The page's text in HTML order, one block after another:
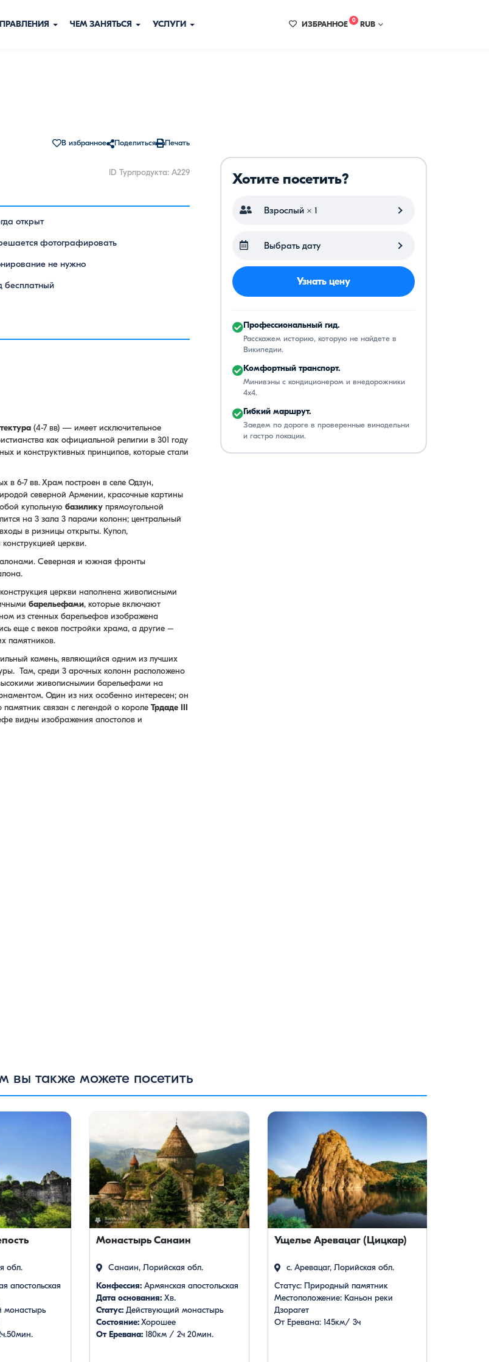
ЧЕМ ЗАНЯТЬСЯ УСЛУГИ ИЗБРАННОЕ 0 RUB
В избранное Поделиться Печать
ID Турпродукта: A229
открыт
фотографировать
не нужно
бесплатный
(4-7 вв) — имеет исключительное
как официальной религии в 301 году
и конструктивных принципов, которые стали
в 6-7 вв. Храм построен в селе Одзун,
северной Армении, красочные картины
купольную базилику прямоугольной
на 3 зала 3 парами колонн; центральный
в ризницы открыты. Купол,
церкви.
Северная и южная фронты
церкви наполнена живописными
барельефами, которые включают
из стенных барельефов изображена
еще с веков постройки храма, а другие –
памятников.
камень, являющийся одним из лучших
Там, среди 3 арочных колонн расположено
живописнымии барельефами на
Один из них особенно интересен; он
связан с легендой о короле Трдаде III
видны изображения апостолов и
Хотите посетить?
Взрослый × 1
Выбрать дату
Узнать цену
Профессиональный гид.
Расскажем историю, которую не найдете в
Википедии.
Комфортный транспорт.
Минивэны с кондиционером и внедорожники
4x4.
Гибкий маршрут.
Заедем по дороге в проверенные винодельни
и гастро локации.
вы также можете посетить
обл.
апостольская
Монастырь Санаин
Санаин, Лорийская обл.
Конфессия: Армянская апостольская
Дата основания: Xв.
Статус: Действующий монастырь
Состояние:Хорошее
От Еревана: 180км / 2ч 20мин.
Ущелье Аревацаг (Цицкар)
с. Аревацаг, Лорийская обл.
Статус: Природный памятник
Местоположение: Каньон реки
Дзорагет
От Еревана: 145км/ 3ч